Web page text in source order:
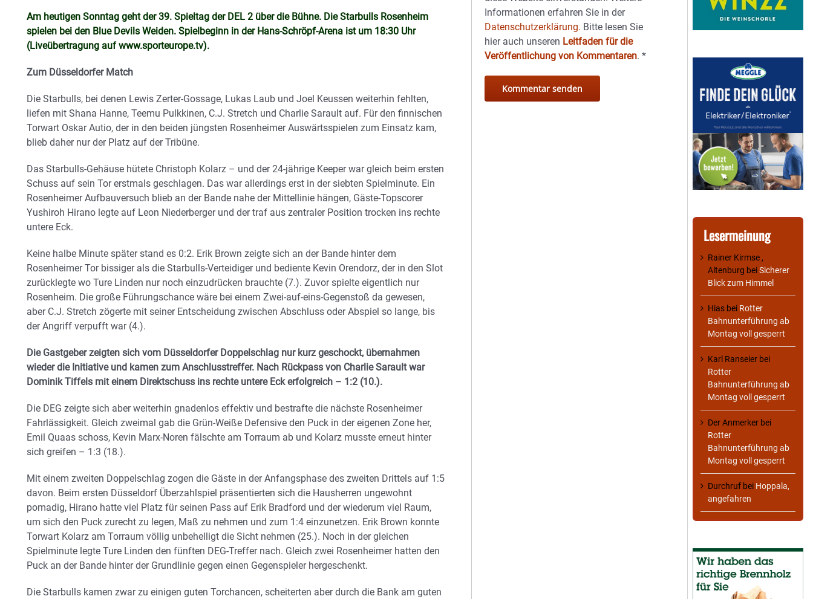
Am heutigen Sonntag geht der 39. Spieltag der DEL 2 über die Bühne. Die Starbulls Rosenheim
spielen bei den Blue Devils Weiden. Spielbeginn in der Hans-Schröpf-Arena ist um 18:30 Uhr
(Liveübertragung aufwww.sporteurope.tv).
Zum Düsseldorfer Match
Die Starbulls, bei denen Lewis Zerter-Gossage, Lukas Laub und Joel Keussen weiterhin fehlten,
liefen mit Shana Hanne, Teemu Pulkkinen, C.J. Stretch und Charlie Sarault auf. Für den finnischen
Torwart Oskar Autio, der in den beiden jüngsten Rosenheimer Auswärtsspielen zum Einsatz kam,
blieb daher nur der Platz auf der Tribüne.
Das Starbulls-Gehäuse hütete Christoph Kolarz – und der 24-jährige Keeper war gleich beim ersten
Schuss auf sein Tor erstmals geschlagen. Das war allerdings erst in der siebten Spielminute. Ein
Rosenheimer Aufbauversuch blieb an der Bande nahe der Mittellinie hängen, Gäste-Topscorer
Yushiroh Hirano legte auf Leon Niederberger und der traf aus zentraler Position trocken ins rechte
untere Eck.
Keine halbe Minute später stand es 0:2. Erik Brown zeigte sich an der Bande hinter dem
Rosenheimer Tor bissiger als die Starbulls-Verteidiger und bediente Kevin Orendorz, der in den Slot
zurücklegte wo Ture Linden nur noch einzudrücken brauchte (7.). Zuvor spielte eigentlich nur
Rosenheim. Die große Führungschance wäre bei einem Zwei-auf-eins-Gegenstoß da gewesen,
aber C.J. Stretch zögerte mit seiner Entscheidung zwischen Abschluss oder Abspiel so lange, bis
der Angriff verpufft war (4.).
Die Gastgeber zeigten sich vom Düsseldorfer Doppelschlag nur kurz geschockt, übernahmen
wieder die Initiative und kamen zum Anschlusstreffer. Nach Rückpass von Charlie Sarault war
Dominik Tiffels mit einem Direktschuss ins rechte untere Eck erfolgreich – 1:2 (10.).
Die DEG zeigte sich aber weiterhin gnadenlos effektiv und bestrafte die nächste Rosenheimer
Fahrlässigkeit. Gleich zweimal gab die Grün-Weiße Defensive den Puck in der eigenen Zone her,
Emil Quaas schoss, Kevin Marx-Noren fälschte am Torraum ab und Kolarz musste erneut hinter
sich greifen – 1:3 (18.).
Mit einem zweiten Doppelschlag zogen die Gäste in der Anfangsphase des zweiten Drittels auf 1:5
davon. Beim ersten Düsseldorf Überzahlspiel präsentierten sich die Hausherren ungewohnt
pomadig, Hirano hatte viel Platz für seinen Pass auf Erik Bradford und der wiederum viel Raum,
um sich den Puck zurecht zu legen, Maß zu nehmen und zum 1:4 einzunetzen. Erik Brown konnte
Torwart Kolarz am Torraum völlig unbehelligt die Sicht nehmen (25.). Noch in der gleichen
Spielminute legte Ture Linden den fünften DEG-Treffer nach. Gleich zwei Rosenheimer hatten den
Puck an der Bande hinter der Grundlinie gegen einen Gegenspieler hergeschenkt.
Die Starbulls kamen zwar zu einigen guten Torchancen, scheiterten aber durch die Bank am guten
Informationen erfahren Sie in der
Datenschutzerklärung. Bitte lesen Sie
hier auch unseren Leitfaden für die
Veröffentlichung von Kommentaren.*
Lesermeinung
Rainer Kirmse ,
Altenburg beiSicherer
Blick zum Himmel
Hias bei Rotter
Bahnunterführung ab
Montag voll gesperrt
Karl Ranseier bei
Rotter
Bahnunterführung ab
Montag voll gesperrt
Der Anmerker bei
Rotter
Bahnunterführung ab
Montag voll gesperrt
Durchruf bei Hoppala,
angefahren